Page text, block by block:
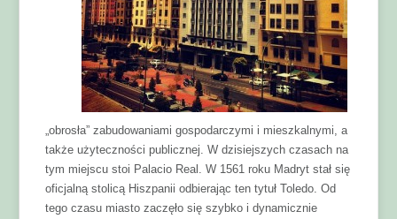
„obrosła” zabudowaniami gospodarczymi i mieszkalnymi, a
także użyteczności publicznej. W dzisiejszych czasach na
tym miejscu stoi Palacio Real. W 1561 roku Madryt stał się
oficjalną stolicą Hiszpanii odbierając ten tytuł Toledo. Od
tego czasu miasto zaczęło się szybko i dynamicznie